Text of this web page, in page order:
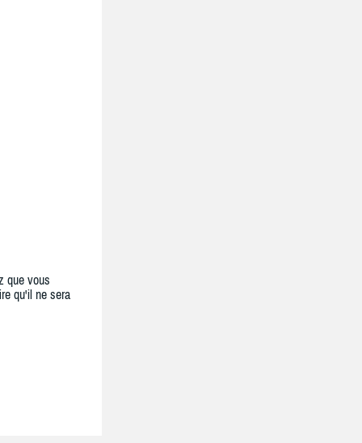
que vous
qu'il ne sera